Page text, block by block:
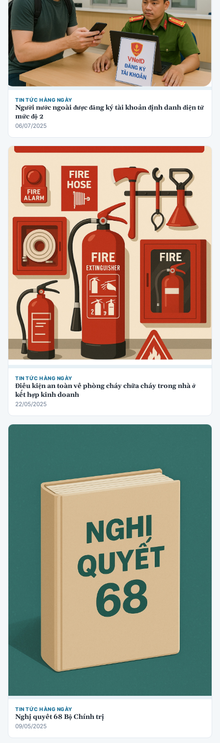
TIN TỨC HÀNG NGÀY
Người nước ngoài được đăng ký tài khoản định danh điện tử
mức độ 2
06/07/2025
TIN TỨC HÀNG NGÀY
Điều kiện an toàn về phòng cháy chữa cháy trong nhà ở
kết hợp kinh doanh
22/05/2025
TIN TỨC HÀNG NGÀY
Nghị quyết 68 Bộ Chính trị
09/05/2025